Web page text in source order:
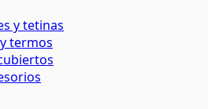
y tetinas
termos